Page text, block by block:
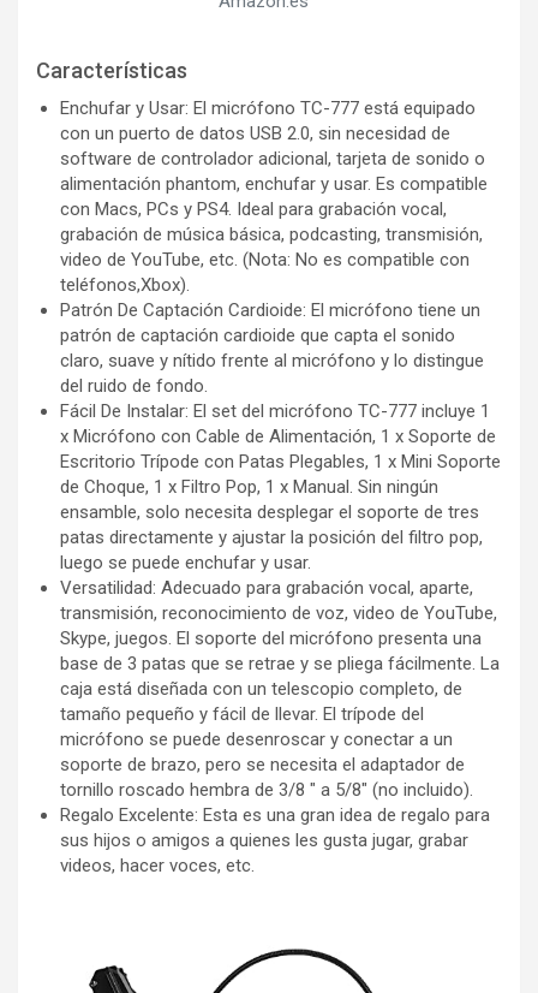
Características
Enchufar y Usar: El micrófono TC-777 está equipado
con un puerto de datos USB 2.0, sin necesidad de
software de controlador adicional, tarjeta de sonido o
alimentación phantom, enchufar y usar. Es compatible
con Macs, PCs y PS4. Ideal para grabación vocal,
grabación de música básica, podcasting, transmisión,
video de YouTube, etc. (Nota: No es compatible con
teléfonos,Xbox).
Patrón De Captación Cardioide: El micrófono tiene un
patrón de captación cardioide que capta el sonido
claro, suave y nítido frente al micrófono y lo distingue
del ruido de fondo.
Fácil De Instalar: El set del micrófono TC-777 incluye 1
x Micrófono con Cable de Alimentación, 1 x Soporte de
Escritorio Trípode con Patas Plegables, 1 x Mini Soporte
de Choque, 1 x Filtro Pop, 1 x Manual. Sin ningún
ensamble, solo necesita desplegar el soporte de tres
patas directamente y ajustar la posición del filtro pop,
luego se puede enchufar y usar.
Versatilidad: Adecuado para grabación vocal, aparte,
transmisión, reconocimiento de voz, video de YouTube,
Skype, juegos. El soporte del micrófono presenta una
base de 3 patas que se retrae y se pliega fácilmente. La
caja está diseñada con un telescopio completo, de
tamaño pequeño y fácil de llevar. El trípode del
micrófono se puede desenroscar y conectar a un
soporte de brazo, pero se necesita el adaptador de
tornillo roscado hembra de 3/8 " a 5/8" (no incluido).
Regalo Excelente: Esta es una gran idea de regalo para
sus hijos o amigos a quienes les gusta jugar, grabar
videos, hacer voces, etc.